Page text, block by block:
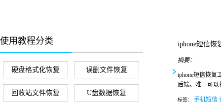
使用教程分类
硬盘格式化恢复 误删文件恢复
回收站文件恢复 U盘数据恢复
iphone短信恢
摘要：
iphone短信恢复
后端。唯一可以
标签： 手机短信